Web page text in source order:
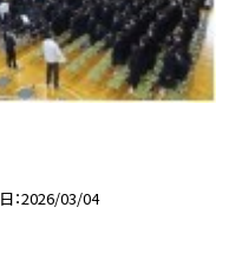
2026/03/04